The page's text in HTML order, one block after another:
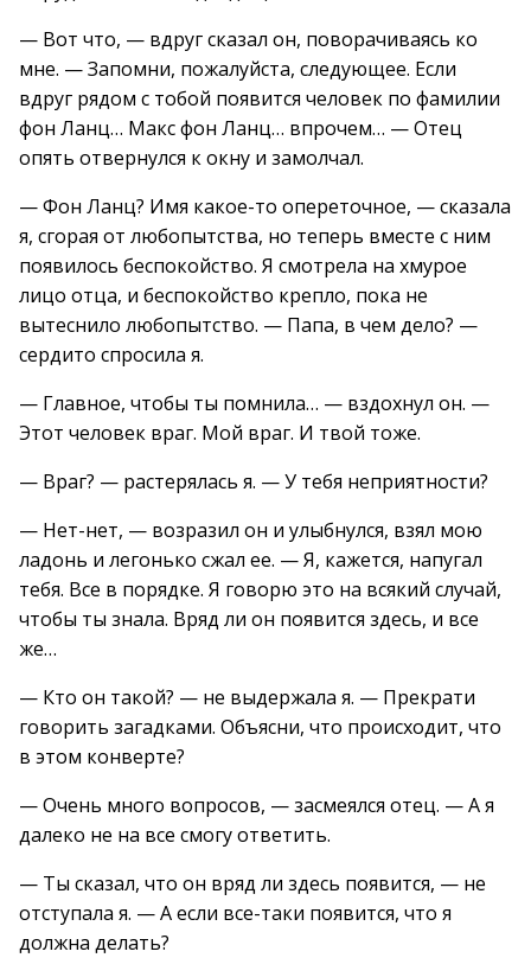
— Вот что, — вдруг сказал он, поворачиваясь ко
мне. — Запомни, пожалуйста, следующее. Если
вдруг рядом с тобой появится человек по фамилии
фон Ланц… Макс фон Ланц… впрочем… — Отец
опять отвернулся к окну и замолчал.
— Фон Ланц? Имя какое-то опереточное, — сказала
я, сгорая от любопытства, но теперь вместе с ним
появилось беспокойство. Я смотрела на хмурое
лицо отца, и беспокойство крепло, пока не
вытеснило любопытство. — Папа, в чем дело? —
сердито спросила я.
— Главное, чтобы ты помнила… — вздохнул он. —
Этот человек враг. Мой враг. И твой тоже.
— Враг? — растерялась я. — У тебя неприятности?
— Нет-нет, — возразил он и улыбнулся, взял мою
ладонь и легонько сжал ее. — Я, кажется, напугал
тебя. Все в порядке. Я говорю это на всякий случай,
чтобы ты знала. Вряд ли он появится здесь, и все
же…
— Кто он такой? — не выдержала я. — Прекрати
говорить загадками. Объясни, что происходит, что
в этом конверте?
— Очень много вопросов, — засмеялся отец. — А я
далеко не на все смогу ответить.
— Ты сказал, что он вряд ли здесь появится, — не
отступала я. — А если все-таки появится, что я
должна делать?